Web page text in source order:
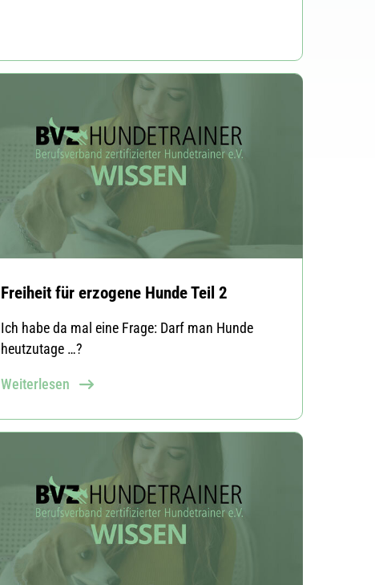
Freiheit für erzogene Hunde Teil 2
Ich habe da mal eine Frage: Darf man Hunde
heutzutage …?
Weiterlesen